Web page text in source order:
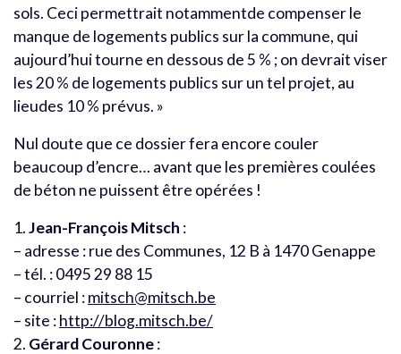
sols. Ceci permettrait notammentde compenser le
manque de logements publics sur la commune, qui
aujourd’hui tourne en dessous de 5 % ; on devrait viser
les 20 % de logements publics sur un tel projet, au
lieudes 10 % prévus. »
Nul doute que ce dossier fera encore couler
beaucoup d’encre… avant que les premières coulées
de béton ne puissent être opérées !
1.Jean-François Mitsch :
– adresse : rue des Communes, 12 B à 1470 Genappe
– tél. : 0495 29 88 15
– courriel :mitsch@mitsch.be
– site :http://blog.mitsch.be/
2. Gérard Couronne: